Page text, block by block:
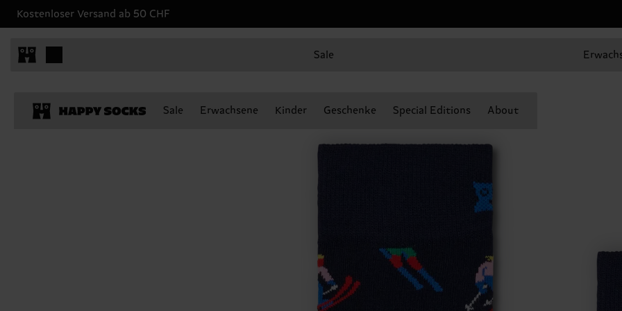
Kostenloser Versand ab 50 CHF
Sale
Sale Erwachsene Kinder Geschenke Special Editions About